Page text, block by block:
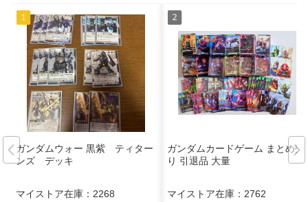
ガンダムウォー 黒紫 ティター
ンズ デッキ
マイストア在庫： 2268
ガンダムカードゲーム まとめ売
り 引退品 大量
マイストア在庫： 2762